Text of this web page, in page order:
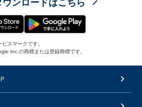
ウンロードはこちら
スマークです。
Inc.の商標または登録商標です。